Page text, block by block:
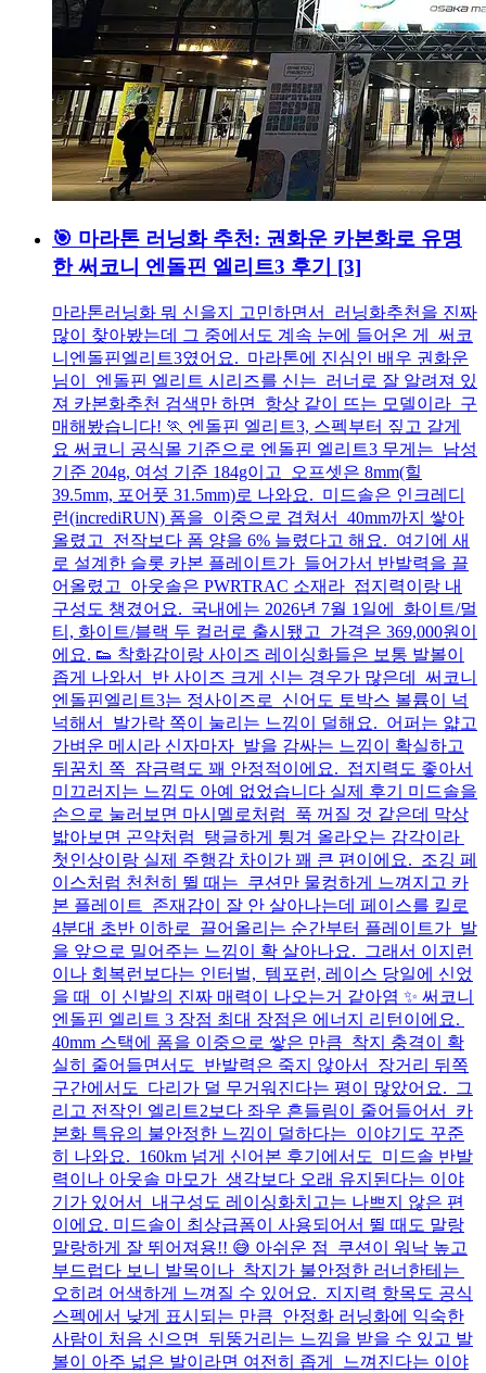
🎯 마라톤 러닝화 추천: 권화운 카본화로 유명
한 써코니 엔돌핀 엘리트3 후기 [3]
마라톤러닝화 뭐 신을지 고민하면서 러닝화추천을 진짜
많이 찾아봤는데 그 중에서도 계속 눈에 들어온 게 써코
니엔돌핀엘리트3였어요. 마라톤에 진심인 배우 권화운
님이 엔돌핀 엘리트 시리즈를 신는 러너로 잘 알려져 있
져 카본화추천 검색만 하면 항상 같이 뜨는 모델이라 구
매해봤습니다! 🏃 엔돌핀 엘리트3, 스펙부터 짚고 갈게
요 써코니 공식몰 기준으로 엔돌핀 엘리트3 무게는 남성
기준 204g, 여성 기준 184g이고 오프셋은 8mm(힐
39.5mm, 포어풋 31.5mm)로 나와요. 미드솔은 인크레디
런(incrediRUN) 폼을 이중으로 겹쳐서 40mm까지 쌓아
올렸고 전작보다 폼 양을 6% 늘렸다고 해요. 여기에 새
로 설계한 슬롯 카본 플레이트가 들어가서 반발력을 끌
어올렸고 아웃솔은 PWRTRAC 소재라 접지력이랑 내
구성도 챙겼어요. 국내에는 2026년 7월 1일에 화이트/멀
티, 화이트/블랙 두 컬러로 출시됐고 가격은 369,000원이
에요. 👟 착화감이랑 사이즈 레이싱화들은 보통 발볼이
좁게 나와서 반 사이즈 크게 신는 경우가 많은데 써코니
엔돌핀엘리트3는 정사이즈로 신어도 토박스 볼륨이 넉
넉해서 발가락 쪽이 눌리는 느낌이 덜해요. 어퍼는 얇고
가벼운 메시라 신자마자 발을 감싸는 느낌이 확실하고
뒤꿈치 쪽 잠금력도 꽤 안정적이에요. 접지력도 좋아서
미끄러지는 느낌도 아예 없었습니다 실제 후기 미드솔을
손으로 눌러보면 마시멜로처럼 푹 꺼질 것 같은데 막상
밟아보면 곤약처럼 탱글하게 튕겨 올라오는 감각이라
첫인상이랑 실제 주행감 차이가 꽤 큰 편이에요. 조깅 페
이스처럼 천천히 뛸 때는 쿠션만 물컹하게 느껴지고 카
본 플레이트 존재감이 잘 안 살아나는데 페이스를 킬로
4분대 초반 이하로 끌어올리는 순간부터 플레이트가 발
을 앞으로 밀어주는 느낌이 확 살아나요. 그래서 이지런
이나 회복런보다는 인터벌, 템포런, 레이스 당일에 신었
을 때 이 신발의 진짜 매력이 나오는거 같아염 ✨ 써코니
엔돌핀 엘리트 3 장점 최대 장점은 에너지 리턴이에요.
40mm 스택에 폼을 이중으로 쌓은 만큼 착지 충격이 확
실히 줄어들면서도 반발력은 죽지 않아서 장거리 뒤쪽
구간에서도 다리가 덜 무거워진다는 평이 많았어요. 그
리고 전작인 엘리트2보다 좌우 흔들림이 줄어들어서 카
본화 특유의 불안정한 느낌이 덜하다는 이야기도 꾸준
히 나와요. 160km 넘게 신어본 후기에서도 미드솔 반발
력이나 아웃솔 마모가 생각보다 오래 유지된다는 이야
기가 있어서 내구성도 레이싱화치고는 나쁘지 않은 편
이에요. 미드솔이 최상급폼이 사용되어서 뛸 때도 말랑
말랑하게 잘 뛰어져용!! 😅 아쉬운 점 쿠션이 워낙 높고
부드럽다 보니 발목이나 착지가 불안정한 러너한테는
오히려 어색하게 느껴질 수 있어요. 지지력 항목도 공식
스펙에서 낮게 표시되는 만큼 안정화 러닝화에 익숙한
사람이 처음 신으면 뒤뚱거리는 느낌을 받을 수 있고 발
볼이 아주 넓은 발이라면 여전히 좁게 느껴진다는 이야